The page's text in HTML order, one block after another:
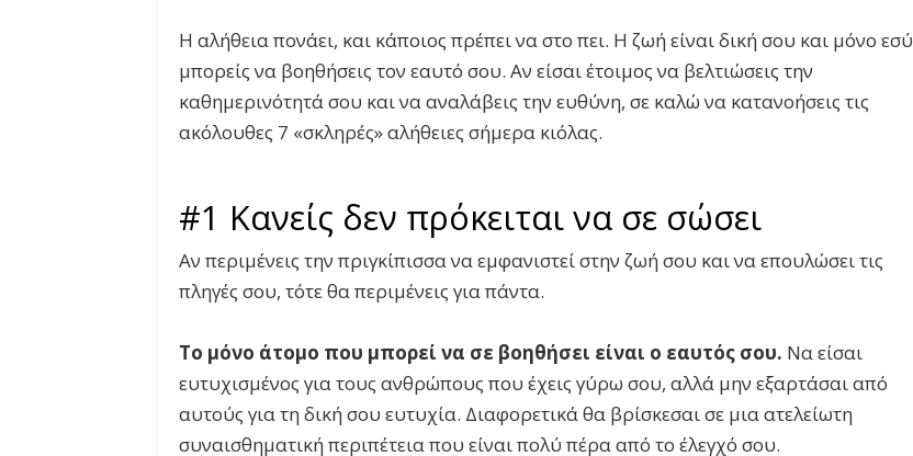
Η αλήθεια πονάει, και κάποιος πρέπει να στο πει. Η ζωή είναι δική σου και μόνο εσύ
μπορείς να βοηθήσεις τον εαυτό σου. Αν είσαι έτοιμος να βελτιώσεις την
καθημερινότητά σου και να αναλάβεις την ευθύνη, σε καλώ να κατανοήσεις τις
ακόλουθες 7 «σκληρές» αλήθειες σήμερα κιόλας.
#1 Κανείς δεν πρόκειται να σε σώσει
Αν περιμένεις την πριγκίπισσα να εμφανιστεί στην ζωή σου και να επουλώσει τις
πληγές σου, τότε θα περιμένεις για πάντα.
Το μόνο άτομο που μπορεί να σε βοηθήσει είναι ο εαυτός σου. Να είσαι
ευτυχισμένος για τους ανθρώπους που έχεις γύρω σου, αλλά μην εξαρτάσαι από
αυτούς για τη δική σου ευτυχία. Διαφορετικά θα βρίσκεσαι σε μια ατελείωτη
συναισθηματική περιπέτεια που είναι πολύ πέρα από το έλεγχό σου.